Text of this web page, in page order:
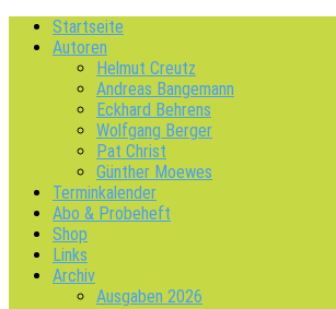
Startseite
Autoren
Helmut Creutz
Andreas Bangemann
Eckhard Behrens
Wolfgang Berger
Pat Christ
Günther Moewes
Terminkalender
Abo & Probeheft
Shop
Links
Archiv
Ausgaben 2026